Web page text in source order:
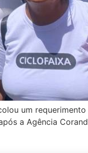
um
a Agência